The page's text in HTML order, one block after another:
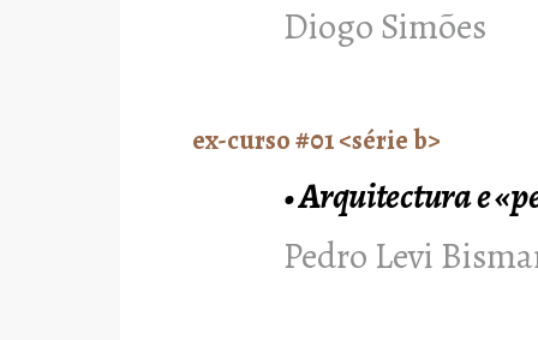
Diogo Simões
ex-curso #01 <série b>
•Arquitectura e
Pedro Levi